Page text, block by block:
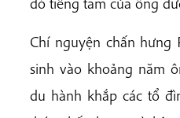
Chí nguyện chấn hưng
sinh vào khoảng năm
du hành khắp các tổ